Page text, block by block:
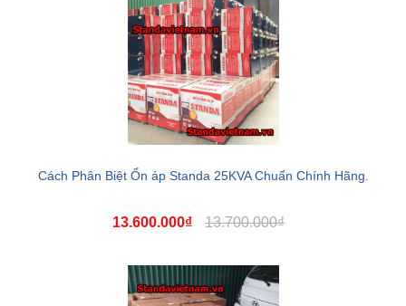
Cách Phân Biệt Ổn áp Standa 25KVA Chuẩn Chính Hãng.
13.600.000₫ 13.700.000₫